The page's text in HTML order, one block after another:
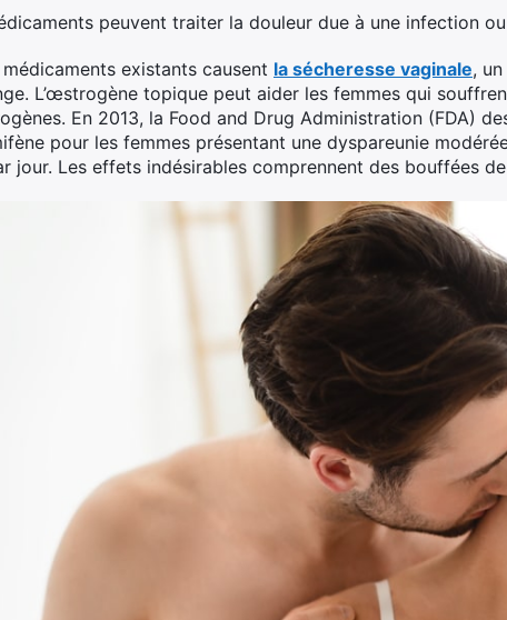
peuvent traiter la douleur due à une infection
médicaments existants causent la sécheresse vaginale,
L’œstrogène topique peut aider les femmes qui
En 2013, la Food and Drug Administration (FDA)
pour les femmes présentant une dyspareunie
jour. Les effets indésirables comprennent des bouffées